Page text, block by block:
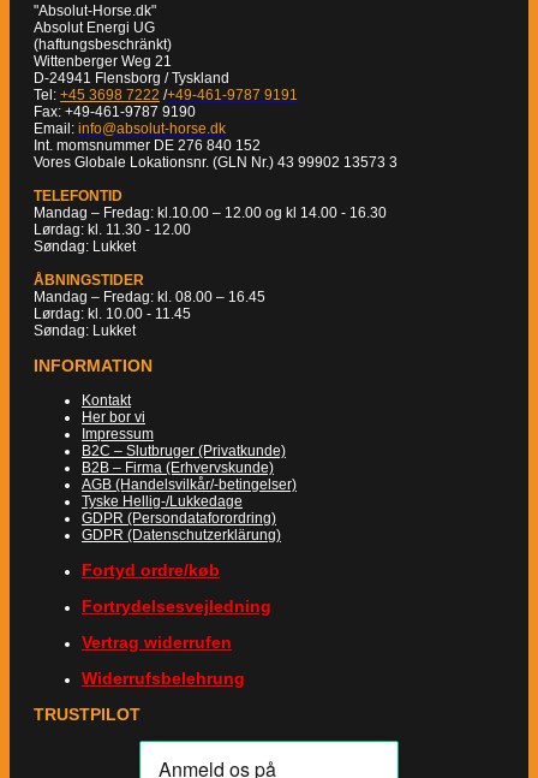
"Absolut-Horse.dk"
Absolut Energi UG
(haftungsbeschränkt)
Wittenberger Weg 21
D-24941 Flensborg / Tyskland
Tel: +45 3698 7222 /+49-461-9787 9191
Fax: +49-461-9787 9190
Email: info@absolut-horse.dk
Int. momsnummer DE 276 840 152
Vores Globale Lokationsnr. (GLN Nr.) 43 99902 13573 3
TELEFONTID
Mandag – Fredag: kl.10.00 – 12.00 og kl 14.00 - 16.30
Lørdag: kl. 11.30 - 12.00
Søndag: Lukket
ÅBNINGSTIDER
Mandag – Fredag: kl. 08.00 – 16.45
Lørdag: kl. 10.00 - 11.45
Søndag: Lukket
INFORMATION
Kontakt
Her bor vi
Impressum
B2C – Slutbruger (Privatkunde)
B2B – Firma (Erhvervskunde)
AGB (Handelsvilkår/-betingelser)
Tyske Hellig-/Lukkedage
GDPR (Persondataforordring)
GDPR (Datenschutzerklärung)
Fortyd ordre/køb
Fortrydelsesvejledning
Vertrag widerrufen
Widerrufsbelehrung
TRUSTPILOT